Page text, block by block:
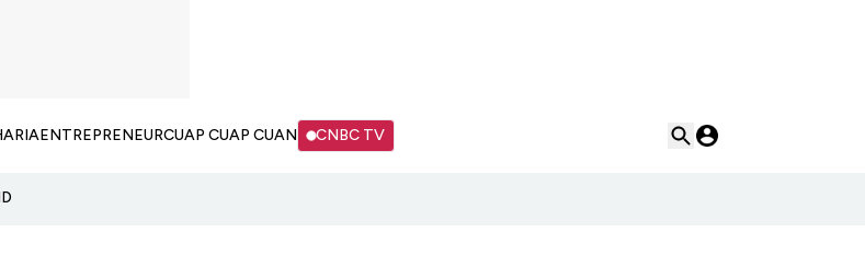
ENTREPRENEURCUAP CUAP CUAN CNBC TV